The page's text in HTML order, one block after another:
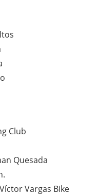
Club
Quesada
Vargas Bike